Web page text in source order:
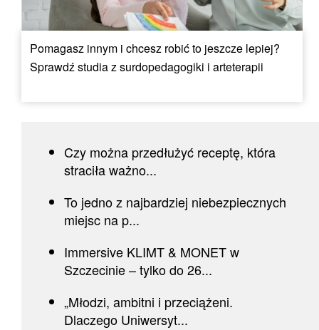
Pomagasz innym i chcesz robić to jeszcze lepiej?
Sprawdź studia z surdopedagogiki i arteterapii
Czy można przedłużyć receptę, która
straciła ważno...
To jedno z najbardziej niebezpiecznych
miejsc na p...
Immersive KLIMT & MONET w
Szczecinie – tylko do 26...
„Młodzi, ambitni i przeciążeni.
Dlaczego Uniwersyt...